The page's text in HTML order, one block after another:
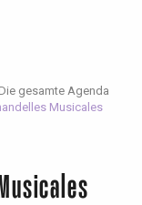
Die gesamte Agenda
Musicales